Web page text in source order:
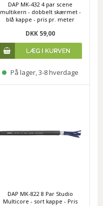
DAP MK-432 4 par scene
multikern - dobbelt skærmet -
blå kappe - pris pr. meter
DKK 59,00
På lager, 3-8 hverdage
DAP MK-822 8 Par Studio
Multicore - sort kappe - Pris